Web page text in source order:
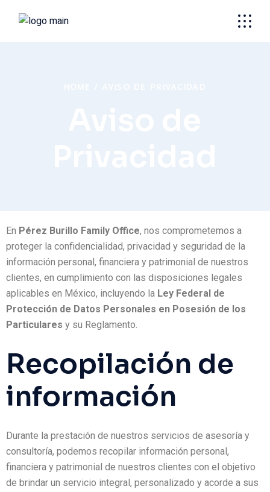
En Pérez Burillo Family Office, nos comprometemos a
proteger la confidencialidad, privacidad y seguridad de la
información personal, financiera y patrimonial de nuestros
clientes, en cumplimiento con las disposiciones legales
aplicables en México, incluyendo la Ley Federal de
Protección de Datos Personales en Posesión de los
Particulares y su Reglamento.
Recopilación de
información
Durante la prestación de nuestros servicios de asesoría y
consultoría, podemos recopilar información personal,
financiera y patrimonial de nuestros clientes con el objetivo
de brindar un servicio integral, personalizado y acorde a sus